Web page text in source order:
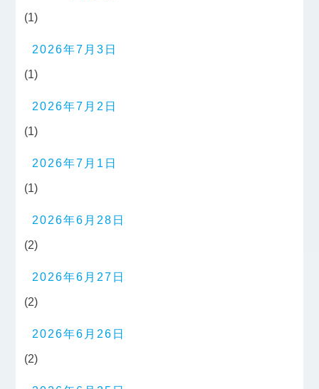
(1)
2026年7月3日
(1)
2026年7月2日
(1)
2026年7月1日
(1)
2026年6月28日
(2)
2026年6月27日
(2)
2026年6月26日
(2)